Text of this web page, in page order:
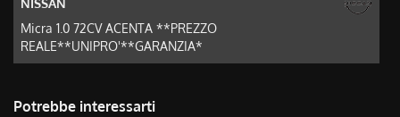
NISSAN
Micra 1.0 72CV ACENTA **PREZZO
REALE**UNIPRO'**GARANZIA*
Potrebbe interessarti